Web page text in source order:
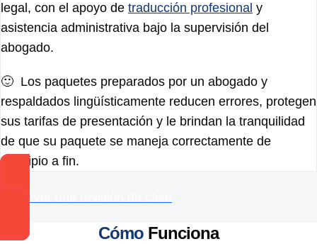
legal, con el apoyo de traducción profesional y
asistencia administrativa bajo la supervisión del
abogado.
🙂 Los paquetes preparados por un abogado y
respaldados lingüísticamente reducen errores, protegen
sus tarifas de presentación y le brindan la tranquilidad
de que su paquete se maneja correctamente de
principio a fin.
CómoFunciona